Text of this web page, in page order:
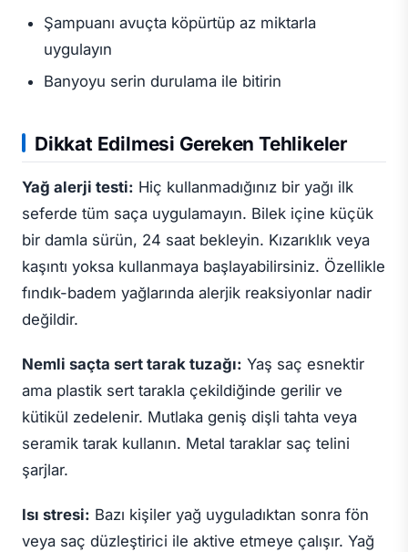
Şampuanı avuçta köpürtüp az miktarla
uygulayın
Banyoyu serin durulama ile bitirin
Dikkat Edilmesi Gereken Tehlikeler
Yağ alerji testi: Hiç kullanmadığınız bir yağı ilk
seferde tüm saça uygulamayın. Bilek içine küçük
bir damla sürün, 24 saat bekleyin. Kızarıklık veya
kaşıntı yoksa kullanmaya başlayabilirsiniz. Özellikle
fındık-badem yağlarında alerjik reaksiyonlar nadir
değildir.
Nemli saçta sert tarak tuzağı: Yaş saç esnektir
ama plastik sert tarakla çekildiğinde gerilir ve
kütikül zedelenir. Mutlaka geniş dişli tahta veya
seramik tarak kullanın. Metal taraklar saç telini
şarjlar.
Isı stresi: Bazı kişiler yağ uyguladıktan sonra fön
veya saç düzleştirici ile aktive etmeye çalışır. Yağ